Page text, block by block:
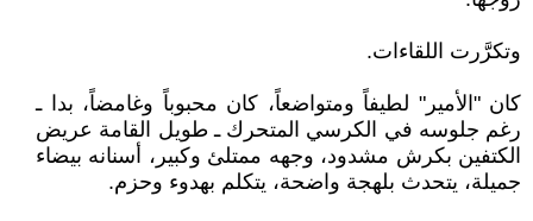
وتكرَّرت اللقاءات.
كان "الأمير" لطيفاً ومتواضعاً، كان محبوباً وغامضاً، بدا ـ
رغم جلوسه في الكرسي المتحرك ـ طويل القامة عريض
الكتفين بكرش مشدود، وجهه ممتلئ وكبير، أسنانه بيضاء
جميلة، يتحدث بلهجة واضحة، يتكلم بهدوء وحزم.